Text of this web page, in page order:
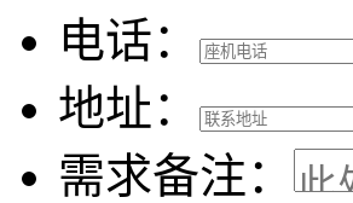
电话：
地址：
需求备注：